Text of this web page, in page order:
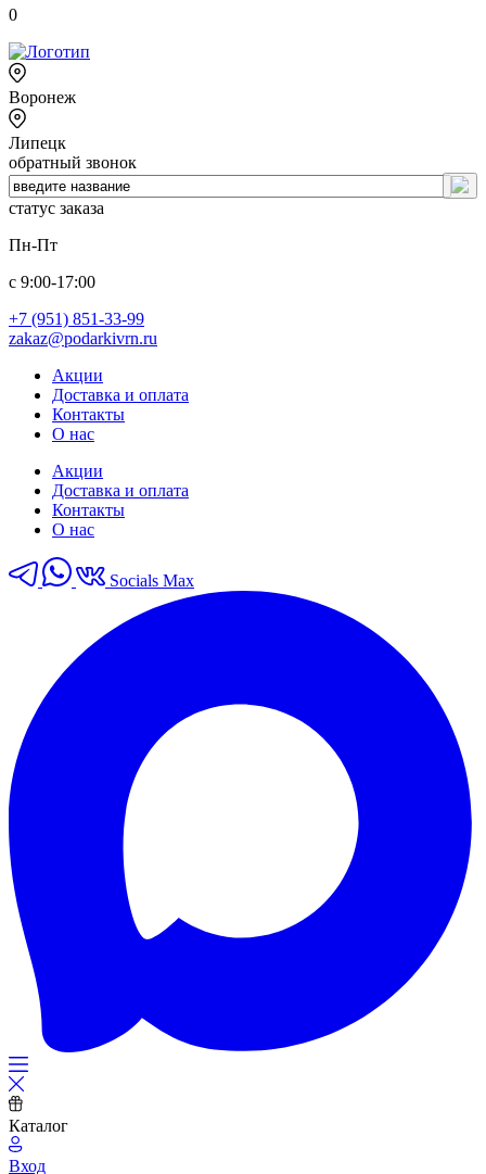
0
Воронеж
Липецк
обратный звонок
статус заказа
Пн-Пт
с 9:00-17:00
+7 (951) 851-33-99
zakaz@podarkivrn.ru
Акции
Доставка и оплата
Контакты
О нас
Акции
Доставка и оплата
Контакты
О нас
Socials Max
Каталог
Вход